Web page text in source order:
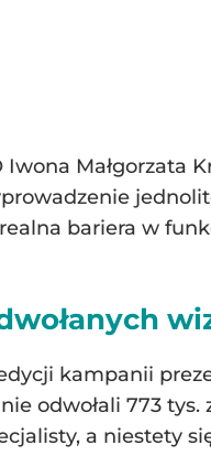
Iwona
bariera w
kampanii
odwołali 773
a niestety